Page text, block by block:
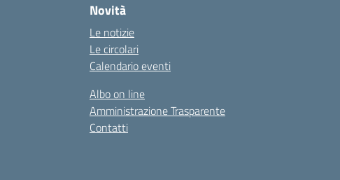
Novità
Le notizie
Le circolari
Calendario eventi
Albo on line
Amministrazione Trasparente
Contatti